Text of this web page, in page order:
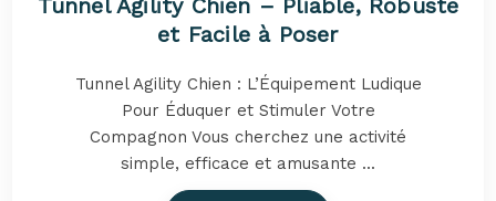
et Facile à Poser
Tunnel Agility Chien : L’Équipement Ludique
Pour Éduquer et Stimuler Votre
Compagnon Vous cherchez une activité
simple, efficace et amusante ...